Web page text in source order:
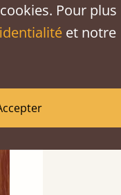
Pour plus
et notre